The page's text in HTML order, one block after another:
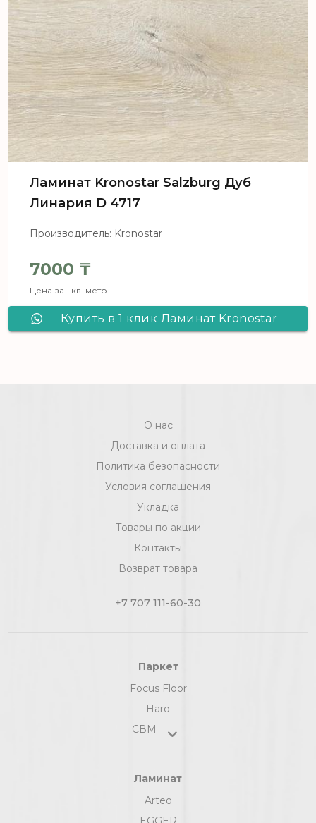
Ламинат Kronostar Salzburg Дуб
Линария D 4717
Производитель: Kronostar
7000 ₸
Цена за 1 кв. метр
Купить в 1 клик Ламинат Kronostar
О нас
Доставка и оплата
Политика безопасности
Условия соглашения
Укладка
Товары по акции
Контакты
Возврат товара
+7 707 111-60-30
Паркет
Focus Floor
Haro
СВМ
Ламинат
Arteo